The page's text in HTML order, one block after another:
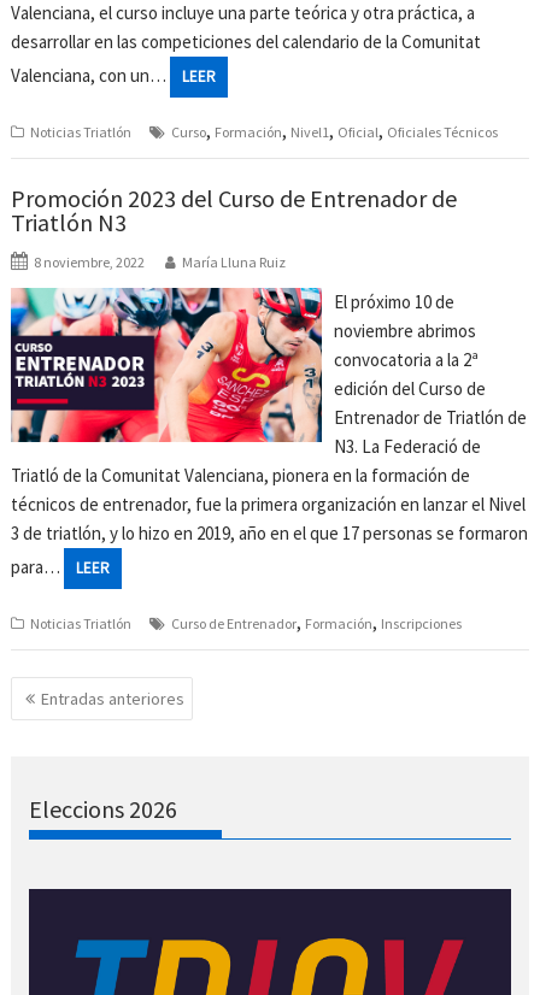
Valenciana, el curso incluye una parte teórica y otra práctica, a
desarrollar en las competiciones del calendario de la Comunitat
Valenciana, con un…
LEER
Noticias Triatlón Curso, Formación, Nivel1, Oficial, Oficiales Técnicos
Promoción 2023 del Curso de Entrenador de
Triatlón N3
8 noviembre, 2022 María Lluna Ruiz
El próximo 10 de
noviembre abrimos
convocatoria a la 2ª
edición del Curso de
Entrenador de Triatlón de
N3. La Federació de
Triatló de la Comunitat Valenciana, pionera en la formación de
técnicos de entrenador, fue la primera organización en lanzar el Nivel
3 de triatlón, y lo hizo en 2019, año en el que 17 personas se formaron
para…
LEER
Noticias Triatlón Curso de Entrenador, Formación, Inscripciones
Navegación
de
Entradas anteriores
Eleccions 2026